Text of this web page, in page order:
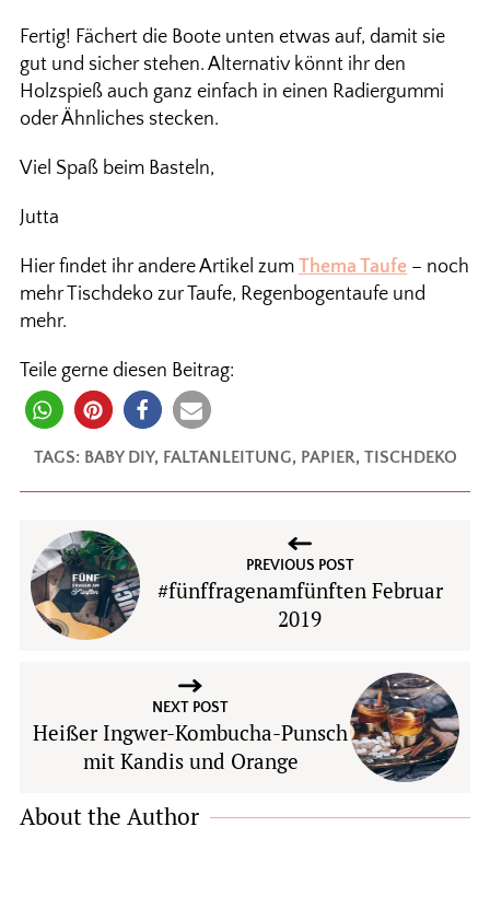
Fertig! Fächert die Boote unten etwas auf, damit sie
gut und sicher stehen. Alternativ könnt ihr den
Holzspieß auch ganz einfach in einen Radiergummi
oder Ähnliches stecken.
Viel Spaß beim Basteln,
Jutta
Hier findet ihr andere Artikel zum Thema Taufe– noch
mehr Tischdeko zur Taufe, Regenbogentaufe und
mehr.
Teile gerne diesen Beitrag:
TAGS: BABY DIY, FALTANLEITUNG, PAPIER, TISCHDEKO
PREVIOUS POST
#fünffragenamfünften Februar
2019
NEXT POST
Heißer Ingwer-Kombucha-Punsch
mit Kandis und Orange
About the Author